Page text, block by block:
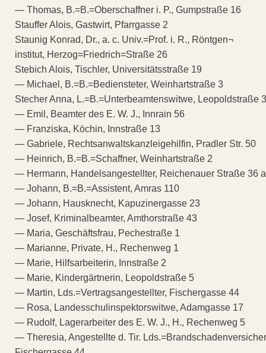
— Thomas, B.=B.=Oberschaffner i. P., Gumpstraße 16
Stauffer Alois, Gastwirt, Pfarrgasse 2
Staunig Konrad, Dr., a. c. Univ.=Prof. i. R., Röntgen¬
institut, Herzog=Friedrich=Straße 26
Stebich Alois, Tischler, Universitätsstraße 19
— Michael, B.=B.=Bediensteter, Weinhartstraße 3
Stecher Anna, L.=B.=Unterbeamtenswitwe, Leopoldstraße
— Emil, Beamter des E. W. J., Innrain 56
— Franziska, Köchin, Innstraße 13
— Gabriele, Rechtsanwaltskanzleigehilfin, Pradler Str. 50
— Heinrich, B.=B.=Schaffner, Weinhartstraße 2
— Hermann, Handelsangestellter, Reichenauer Straße 36 a
— Johann, B.=B.=Assistent, Amras 110
— Johann, Hausknecht, Kapuzinergasse 23
— Josef, Kriminalbeamter, Amthorstraße 43
— Maria, Geschäftsfrau, Pechestraße 1
— Marianne, Private, H., Rechenweg 1
— Marie, Hilfsarbeiterin, Innstraße 2
— Marie, Kindergärtnerin, Leopoldstraße 5
— Martin, Lds.=Vertragsangestellter, Fischergasse 44
— Rosa, Landesschulinspektorswitwe, Adamgasse 17
— Rudolf, Lagerarbeiter des E. W. J., H., Rechenweg 5
— Theresia, Angestellte d. Tir.